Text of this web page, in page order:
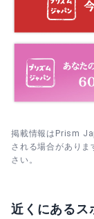
交通安全祈願
交通安全祈願
の清祓にも対応
ます。
掲載情報はPrism
される場合があり
さい。
近くにあるス